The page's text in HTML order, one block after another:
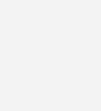
die das Aufschlitzen von
für das Produkt.
durch die
ich leicht zurecht. Ein
Tag über Strahlung
zwischen dem